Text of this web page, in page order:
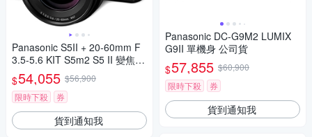
Panasonic S5II + 20-60mm F
3.5-5.6 KIT S5m2 S5 II 變焦鏡
組 公司貨
$54,055 $56,900
限時下殺
券
貨到通知我
Panasonic DC-G9M2 LUMIX
G9II 單機身 公司貨
$57,855 $60,900
限時下殺
券
貨到通知我